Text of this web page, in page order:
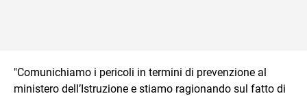
"Comunichiamo i pericoli in termini di prevenzione al
ministero dell’Istruzione e stiamo ragionando sul fatto di